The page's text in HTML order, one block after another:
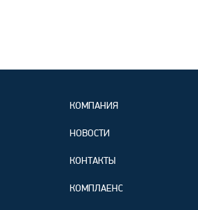
КОМПАНИЯ
НОВОСТИ
КОНТАКТЫ
КОМПЛАЕНС